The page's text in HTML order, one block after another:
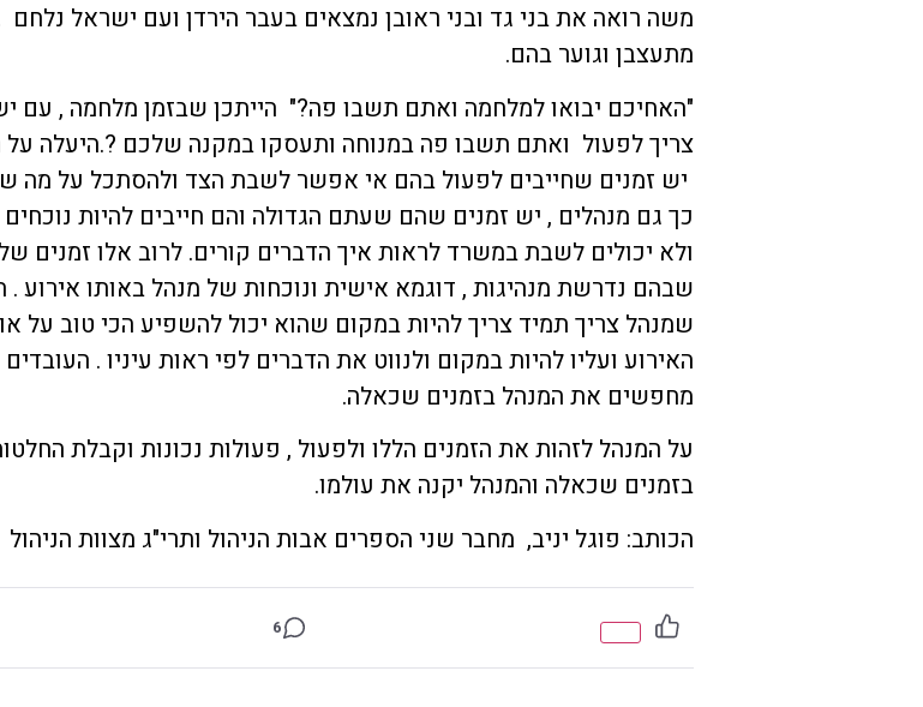
משה רואה את בני גד ובני ראובן נמצאים בעבר הירדן ועם ישראל
מתעצבן וגוער בהם.
"האחיכם יבואו למלחמה ואתם תשבו פה?" הייתכן שבזמן מלחמה , עם
צריך לפעול ואתם תשבו פה במנוחה ותעסקו במקנה שלכם ?.היעלה
יש זמנים שחייבים לפעול בהם אי אפשר לשבת הצד ולהסתכל על מה
כך גם מנהלים , יש זמנים שהם שעתם הגדולה והם חייבים להיות
ולא יכולים לשבת במשרד לראות איך הדברים קורים. לרוב אלו זמנים
שבהם נדרשת מנהיגות , דוגמא אישית ונוכחות של מנהל באותו אירוע .
שמנהל צריך תמיד צריך להיות במקום שהוא יכול להשפיע הכי טוב על
האירוע ועליו להיות במקום ולנווט את הדברים לפי ראות עיניו . העובדים
מחפשים את המנהל בזמנים שכאלה.
על המנהל לזהות את הזמנים הללו ולפעול , פעולות נכונות וקבלת
בזמנים שכאלה והמנהל יקנה את עולמו.
הכותב: פוגל יניב, מחבר שני הספרים אבות הניהול ותרי"ג מצוות הניהול
6